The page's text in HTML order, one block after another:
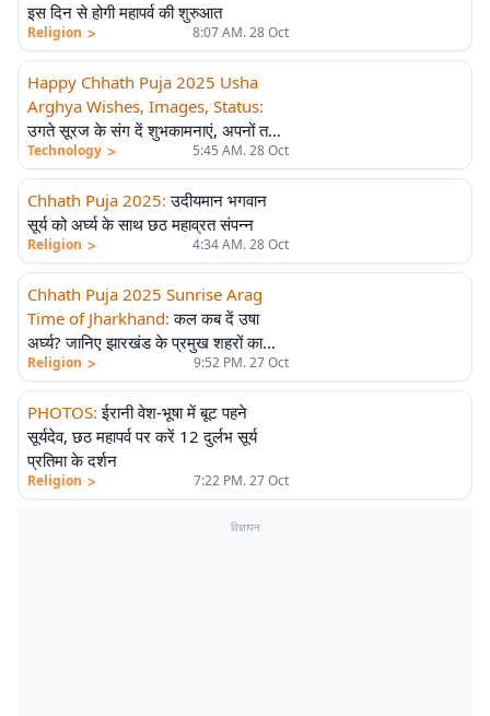
इस दिन से होगी महापर्व की शुरुआत
Religion > 8:07 AM. 28 Oct
Happy Chhath Puja 2025 Usha
Arghya Wishes, Images, Status:
उगते सूरज के संग दें शुभकामनाएं, अपनों तक
पहुंचाएं छठी मइया का आशीर्वाद
Technology > 5:45 AM. 28 Oct
Chhath Puja 2025: उदीयमान भगवान
सूर्य को अर्घ्य के साथ छठ महाव्रत संपन्न
Religion > 4:34 AM. 28 Oct
Chhath Puja 2025 Sunrise Arag
Time of Jharkhand: कल कब दें उषा
अर्घ्य? जानिए झारखंड के प्रमुख शहरों का
सूर्योदय समय
Religion > 9:52 PM. 27 Oct
PHOTOS: ईरानी वेश-भूषा में बूट पहने
सूर्यदेव, छठ महापर्व पर करें 12 दुर्लभ सूर्य
प्रतिमा के दर्शन
Religion > 7:22 PM. 27 Oct
विज्ञापन